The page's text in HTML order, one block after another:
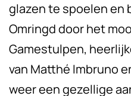
glazen te spoelen en
Omringd door het
Gamestulpen,
van Matthé Imbruno
weer een gezellige